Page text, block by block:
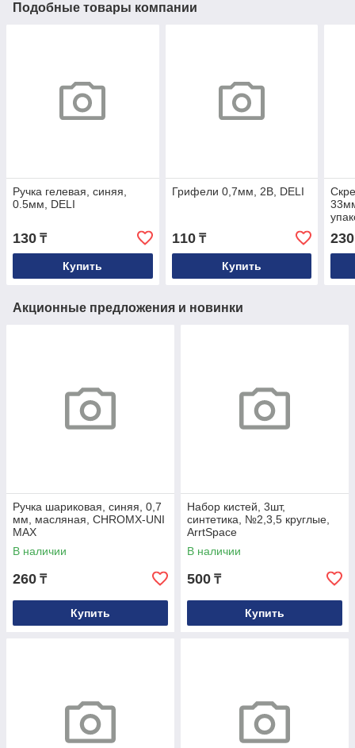
Подобные товары компании
Ручка гелевая, синяя,
0.5мм, DELI
130 ₸
Купить
Грифели 0,7мм, 2В, DELI
110₸
Купить
230
Акционные предложения и новинки
Ручка шариковая, синяя, 0,7
мм, масляная, CHROMX-UNI
MAX
В наличии
260 ₸
Купить
Набор кистей, 3шт,
синтетика, №2,3,5 круглые,
ArrtSpace
В наличии
500 ₸
Купить